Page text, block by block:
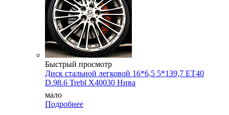
Быстрый просмотр
Диск стальной легковой 16*6,5 5*139,7 ET40
D.98.6 Trebl X40030 Нива
мало
Подробнее